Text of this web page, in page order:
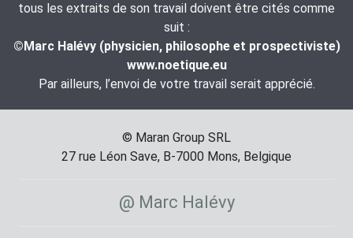
tous les extraits de son travail doivent être cités comme
suit :
©Marc Halévy (physicien, philosophe et prospectiviste)
www.noetique.eu
Par ailleurs, l’envoi de votre travail serait apprécié.
© Maran Group SRL
27 rue Léon Save, B-7000 Mons, Belgique
@ Marc Halévy